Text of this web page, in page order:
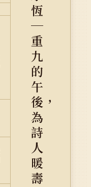
恆
─
重
九
的
午
後，
為
詩
人
暖
壽